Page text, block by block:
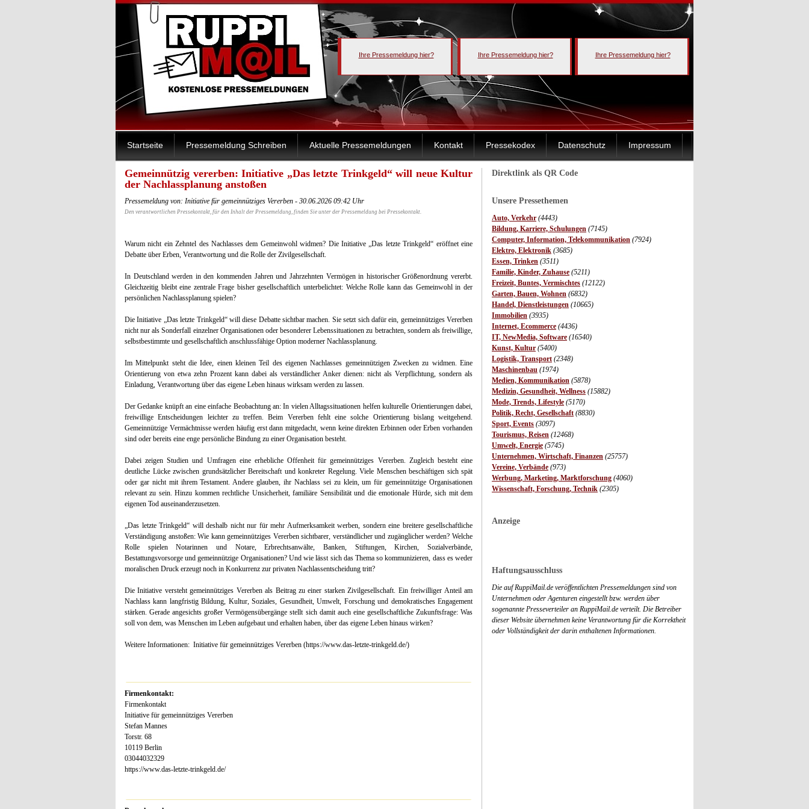
Ihre Pressemeldung hier? Ihre Pressemeldung hier? Ihre Pressemeldung hier?
Startseite Pressemeldung Schreiben Aktuelle Pressemeldungen Kontakt Pressekodex Datenschutz Impressum
Direktlink als QR Code
Unsere Pressethemen
Auto, Verkehr (4443)
Bildung, Karriere, Schulungen (7145)
Computer, Information, Telekommunikation (7924)
Elektro, Elektronik (3685)
Essen, Trinken (3511)
Familie, Kinder, Zuhause (5211)
Freizeit, Buntes, Vermischtes (12122)
Garten, Bauen, Wohnen (6832)
Handel, Dienstleistungen (10665)
Immobilien (3935)
Internet, Ecommerce (4436)
IT, NewMedia, Software (16540)
Kunst, Kultur (5400)
Logistik, Transport (2348)
Maschinenbau (1974)
Medien, Kommunikation (5878)
Medizin, Gesundheit, Wellness (15882)
Mode, Trends, Lifestyle (5170)
Politik, Recht, Gesellschaft (8830)
Sport, Events (3097)
Tourismus, Reisen (12468)
Umwelt, Energie (5745)
Unternehmen, Wirtschaft, Finanzen (25757)
Vereine, Verbände (973)
Werbung, Marketing, Marktforschung (4060)
Wissenschaft, Forschung, Technik (2305)
Anzeige
Haftungsausschluss
Die auf RuppiMail.de veröffentlichten Pressemeldungen sind von
Unternehmen oder Agenturen eingestellt bzw. werden über
sogenannte Presseverteiler an RuppiMail.de verteilt. Die Betreiber
dieser Website übernehmen keine Verantwortung für die Korrektheit
oder Vollständigkeit der darin enthaltenen Informationen.
Gemeinnützig vererben: Initiative „Das letzte Trinkgeld“ will neue Kultur
der Nachlassplanung anstoßen
Pressemeldung von: Initiative für gemeinnütziges Vererben - 30.06.2026 09:42 Uhr
Den verantwortlichen Pressekontakt, für den Inhalt der Pressemeldung, finden Sie unter der Pressemeldung bei Pressekontakt.
Warum nicht ein Zehntel des Nachlasses dem Gemeinwohl widmen? Die Initiative „Das letzte Trinkgeld“ eröffnet eine
Debatte über Erben, Verantwortung und die Rolle der Zivilgesellschaft.
In Deutschland werden in den kommenden Jahren und Jahrzehnten Vermögen in historischer Größenordnung vererbt.
Gleichzeitig bleibt eine zentrale Frage bisher gesellschaftlich unterbelichtet: Welche Rolle kann das Gemeinwohl in der
persönlichen Nachlassplanung spielen?
Die Initiative „Das letzte Trinkgeld“ will diese Debatte sichtbar machen. Sie setzt sich dafür ein, gemeinnütziges Vererben
nicht nur als Sonderfall einzelner Organisationen oder besonderer Lebenssituationen zu betrachten, sondern als freiwillige,
selbstbestimmte und gesellschaftlich anschlussfähige Option moderner Nachlassplanung.
Im Mittelpunkt steht die Idee, einen kleinen Teil des eigenen Nachlasses gemeinnützigen Zwecken zu widmen. Eine
Orientierung von etwa zehn Prozent kann dabei als verständlicher Anker dienen: nicht als Verpflichtung, sondern als
Einladung, Verantwortung über das eigene Leben hinaus wirksam werden zu lassen.
Der Gedanke knüpft an eine einfache Beobachtung an: In vielen Alltagssituationen helfen kulturelle Orientierungen dabei,
freiwillige Entscheidungen leichter zu treffen. Beim Vererben fehlt eine solche Orientierung bislang weitgehend.
Gemeinnützige Vermächtnisse werden häufig erst dann mitgedacht, wenn keine direkten Erbinnen oder Erben vorhanden
sind oder bereits eine enge persönliche Bindung zu einer Organisation besteht.
Dabei zeigen Studien und Umfragen eine erhebliche Offenheit für gemeinnütziges Vererben. Zugleich besteht eine
deutliche Lücke zwischen grundsätzlicher Bereitschaft und konkreter Regelung. Viele Menschen beschäftigen sich spät
oder gar nicht mit ihrem Testament. Andere glauben, ihr Nachlass sei zu klein, um für gemeinnützige Organisationen
relevant zu sein. Hinzu kommen rechtliche Unsicherheit, familiäre Sensibilität und die emotionale Hürde, sich mit dem
eigenen Tod auseinanderzusetzen.
„Das letzte Trinkgeld“ will deshalb nicht nur für mehr Aufmerksamkeit werben, sondern eine breitere gesellschaftliche
Verständigung anstoßen: Wie kann gemeinnütziges Vererben sichtbarer, verständlicher und zugänglicher werden? Welche
Rolle spielen Notarinnen und Notare, Erbrechtsanwälte, Banken, Stiftungen, Kirchen, Sozialverbände,
Bestattungsvorsorge und gemeinnützige Organisationen? Und wie lässt sich das Thema so kommunizieren, dass es weder
moralischen Druck erzeugt noch in Konkurrenz zur privaten Nachlassentscheidung tritt?
Die Initiative versteht gemeinnütziges Vererben als Beitrag zu einer starken Zivilgesellschaft. Ein freiwilliger Anteil am
Nachlass kann langfristig Bildung, Kultur, Soziales, Gesundheit, Umwelt, Forschung und demokratisches Engagement
stärken. Gerade angesichts großer Vermögensübergänge stellt sich damit auch eine gesellschaftliche Zukunftsfrage: Was
soll von dem, was Menschen im Leben aufgebaut und erhalten haben, über das eigene Leben hinaus wirken?
Weitere Informationen: Initiative für gemeinnütziges Vererben (https://www.das-letzte-trinkgeld.de/)
Firmenkontakt:
Firmenkontakt
Initiative für gemeinnütziges Vererben
Stefan Mannes
Torstr. 68
10119 Berlin
03044032329
https://www.das-letzte-trinkgeld.de/